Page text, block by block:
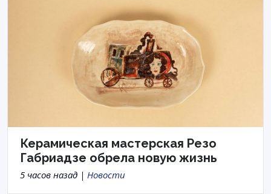
Керамическая мастерская Резо
Габриадзе обрела новую жизнь
5 часов назад | Новости